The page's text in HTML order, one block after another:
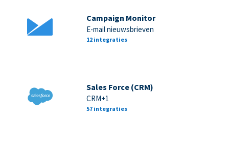
Campaign Monitor
E-mail nieuwsbrieven
12 integraties
Sales Force (CRM)
CRM+1
57 integraties